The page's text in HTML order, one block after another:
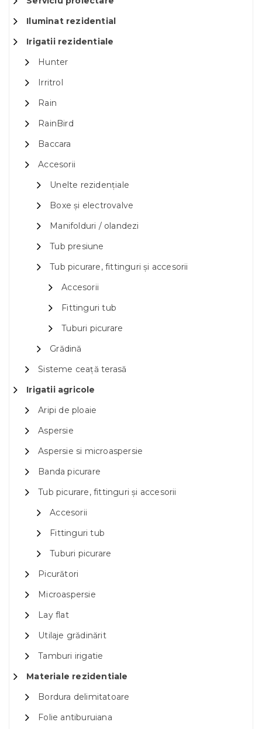
Iluminat rezidential
Irigatii rezidentiale
Hunter
Irritrol
Rain
RainBird
Baccara
Accesorii
Unelte rezidențiale
Boxe și electrovalve
Manifolduri / olandezi
Tub presiune
Tub picurare, fittinguri și accesorii
Accesorii
Fittinguri tub
Tuburi picurare
Grădină
Sisteme ceață terasă
Irigatii agricole
Aripi de ploaie
Aspersie
Aspersie si microaspersie
Banda picurare
Tub picurare, fittinguri și accesorii
Accesorii
Fittinguri tub
Tuburi picurare
Picurători
Microaspersie
Lay flat
Utilaje grădinărit
Tamburi irigatie
Materiale rezidentiale
Bordura delimitatoare
Folie antiburuiana